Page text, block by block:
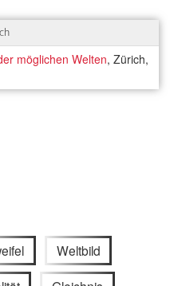
möglichen Welten, Zürich,
Weltbild